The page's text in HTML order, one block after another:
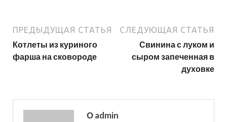
ПРЕДЫДУЩАЯ СТАТЬЯ
Котлеты из куриного
фарша на сковороде
СЛЕДУЮЩАЯ СТАТЬЯ
Свинина с луком и
сыром запеченная в
духовке
О admin